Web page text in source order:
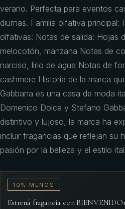
verano. Perfecta para eventos
diurnas. Familia olfativa principal:
olfativas: Notas de salida: Hojas
melocotón, manzana Notas de
narciso, lirio de agua Notas de
cashmere Historia de la marca
Gabbana es una casa de moda
Domenico Dolce y Stefano
distintivo y lujoso, la marca ha
incluir fragancias que reflejan su
pasión por la belleza y el estilo
10% MENOS
Estrená fragancia con